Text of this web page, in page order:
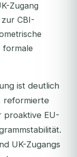
Zugang
CBI-
formale
ist deutlich
reformierte
proaktive EU-
UK-Zugangs